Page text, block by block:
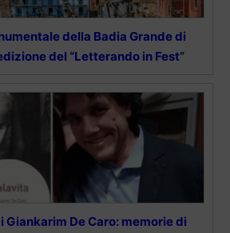
della Badia Grande di
del “Letterando in Fest”
Giankarim De Caro: memorie di